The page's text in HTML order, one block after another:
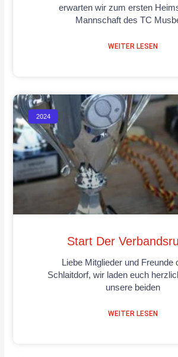
erwarten wir zum ersten
Mannschaft des TC
WEITER LESEN
2024
Start Der
Liebe Mitglieder und Freunde
Schlaitdorf, wir laden euch
unsere beiden
WEITER LESEN